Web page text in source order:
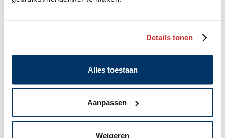
Details tonen
Alles toestaan
Aanpassen
Weigeren
Algemeen
Markt 22, Postbus 1, 6700 AA
gemeente@wageningen.nl
Maandag: 8.30 tot 20.00 uur
8.30 tot 17.00 uur